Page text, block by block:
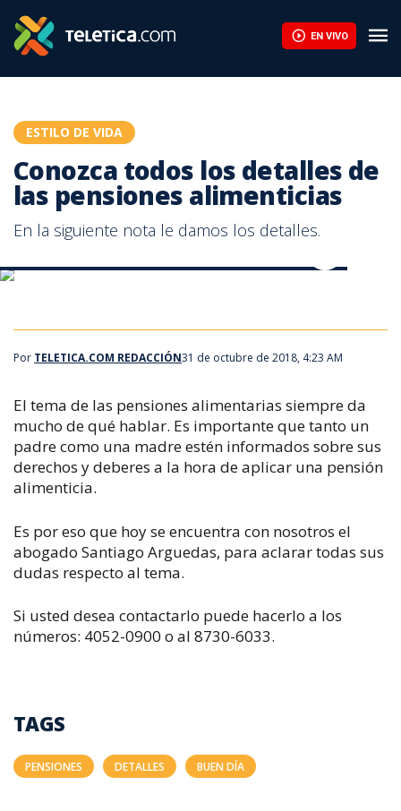
EN VIVO
ESTILO DE VIDA
Conozca todos los detalles de
las pensiones alimenticias
En la siguiente nota le damos los detalles.
Por TELETICA.COM REDACCIÓN31 de octubre de 2018, 4:23 AM
El tema de las pensiones alimentarias siempre da
mucho de qué hablar. Es importante que tanto un
padre como una madre estén informados sobre sus
derechos y deberes a la hora de aplicar una pensión
alimenticia.
Es por eso que hoy se encuentra con nosotros el
abogado Santiago Arguedas, para aclarar todas sus
dudas respecto al tema.
Si usted desea contactarlo puede hacerlo a los
números: 4052-0900 o al 8730-6033.
TAGS
PENSIONES DETALLES BUEN DÍA